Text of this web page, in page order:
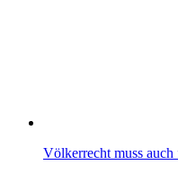
Völkerrecht muss